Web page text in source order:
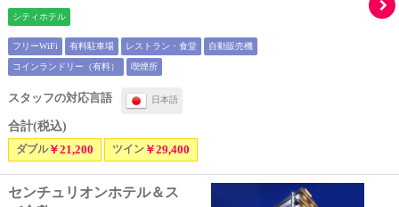
シティホテル
フリーWiFi 有料駐車場 レストラン・食堂 自動販売機
コインランドリー（有料） 喫煙所
スタッフの対応言語 日本語
合計(税込)
ダブル￥21,200 ツイン￥29,400
センチュリオンホテル＆ス